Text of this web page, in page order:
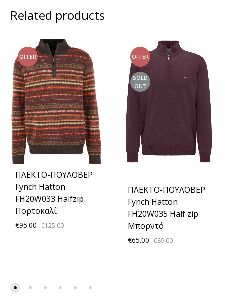
Related products
OFFER
ΠΛΕΚΤΟ-ΠΟΥΛΟΒΕΡ
Fynch Hatton
FH20W033 Halfzip
Πορτοκαλί
€95.00 €125.00
OFFER
SOLD
OUT
ΠΛΕΚΤΟ-ΠΟΥΛΟΒΕΡ
Fynch Hatton
FH20W035 Half zip
Μπορντό
€65.00 €89.00